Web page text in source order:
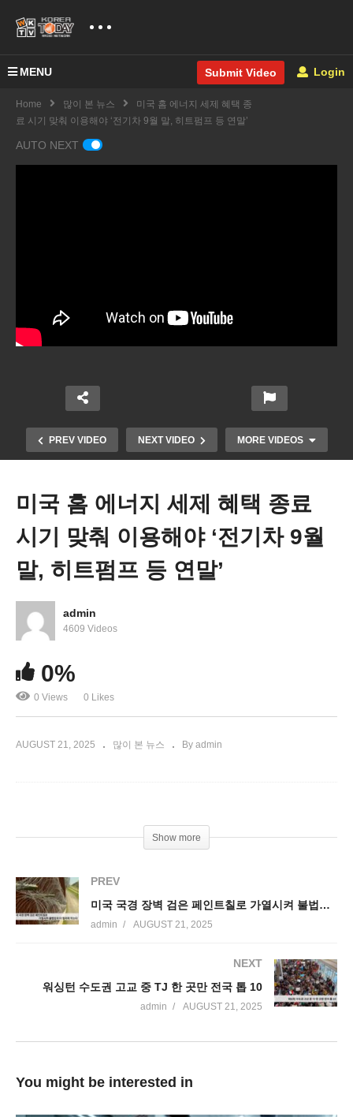
MENU Submit Video Login
Home 많이 본 뉴스
미국 홈 에너지 세제 혜택 종
료 시기 맞춰 이용해야 ‘전기차 9월 말, 히트펌프 등 연말’
AUTO NEXT
PREV VIDEO NEXT VIDEO MORE VIDEOS
미국 외국 태생 인구 트럼프 반년 만에 140만 줄었다
‘60년 만에 첫 감소’
미국 홈 에너지 세제 혜택 종료
시기 맞춰 이용해야 ‘전기차 9월
말, 히트펌프 등 연말’
admin
4609 Videos
0%
0 Views 0 Likes
AUGUST 21, 2025 많이 본 뉴스 By admin
Show more
PREV
미국 국경 장벽 검은 페인트칠로 가열시켜 불법입국 더 철저히 막는다
admin AUGUST 21, 2025
NEXT
워싱턴 수도권 고교 중 TJ 한 곳만 전국 톱 10
admin AUGUST 21, 2025
You might be interested in